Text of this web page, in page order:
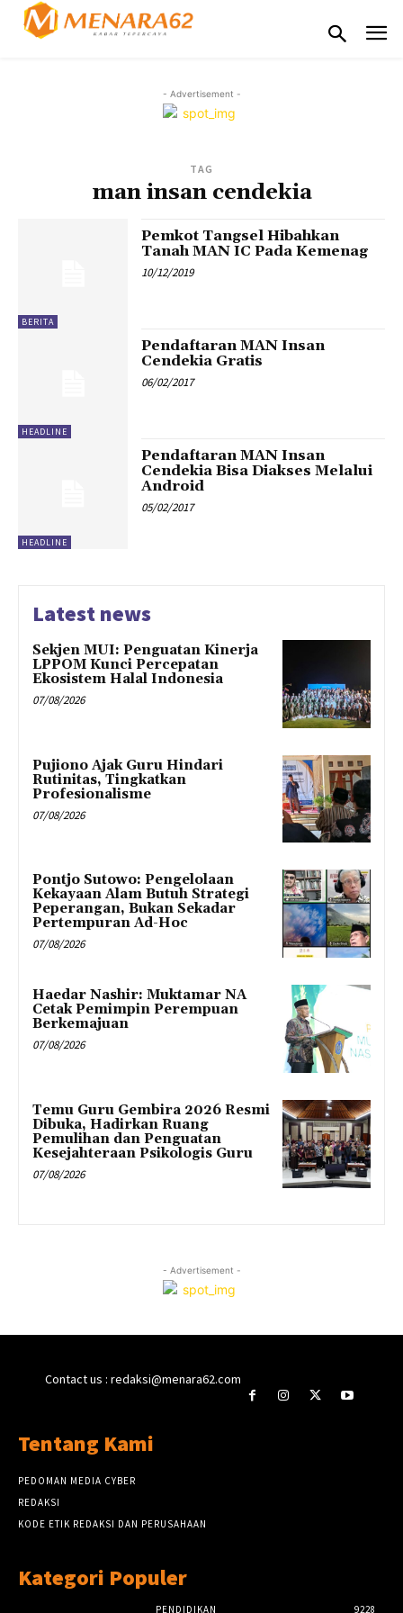
- Advertisement -
TAG
man insan cendekia
BERITA
Pemkot Tangsel Hibahkan
Tanah MAN IC Pada Kemenag
10/12/2019
HEADLINE
Pendaftaran MAN Insan
Cendekia Gratis
06/02/2017
HEADLINE
Pendaftaran MAN Insan
Cendekia Bisa Diakses Melalui
Android
05/02/2017
Latest news
Sekjen MUI: Penguatan Kinerja
LPPOM Kunci Percepatan
Ekosistem Halal Indonesia
07/08/2026
Pujiono Ajak Guru Hindari
Rutinitas, Tingkatkan
Profesionalisme
07/08/2026
Pontjo Sutowo: Pengelolaan
Kekayaan Alam Butuh Strategi
Peperangan, Bukan Sekadar
Pertempuran Ad-Hoc
07/08/2026
Haedar Nashir: Muktamar NA
Cetak Pemimpin Perempuan
Berkemajuan
07/08/2026
Temu Guru Gembira 2026 Resmi
Dibuka, Hadirkan Ruang
Pemulihan dan Penguatan
Kesejahteraan Psikologis Guru
07/08/2026
- Advertisement -
Contact us : redaksi@menara62.com
Tentang Kami
PEDOMAN MEDIA CYBER
REDAKSI
KODE ETIK REDAKSI DAN PERUSAHAAN
Kategori Populer
PENDIDIKAN 9228